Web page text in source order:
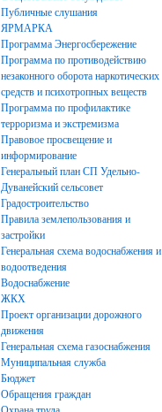
Публичные слушания
ЯРМАРКА
Программа Энергосбережение
Программа по противодействию
незаконного оборота наркотических
средств и психотропных веществ
Программа по профилактике
терроризма и экстремизма
Правовое просвещение и
информирование
Генеральный план СП Удельно-
Дуванейский сельсовет
Градостроительство
Правила землепользования и
застройки
Генеральная схема водоснабжения и
водоотведения
Водоснабжение
ЖКХ
Проект организации дорожного
движения
Генеральная схема газоснабжения
Муниципальная служба
Бюджет
Обращения граждан